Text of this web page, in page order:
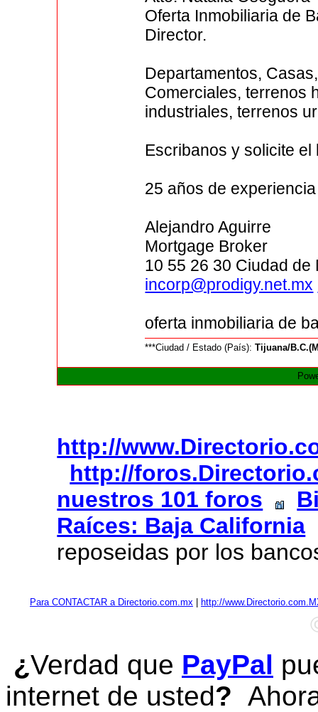
Oferta Inmobiliaria de
Director.
Departamentos,
Comerciales, terrenos
industriales, terrenos
Escribanos y solicite
25 años de
Alejandro Aguirre
Mortgage Broker
10 55 26 30 Ciudad de
incorp@prodigy.net.mx
oferta inmobiliaria de
***Ciudad / Estado (País):Tijuana/
http://
http://
nuestros 101 foros
Raíces: Baja California
reposeidas por los
Para CONTACTAR a Directorio.com.mx http://
¿Verdad que PayPal
internet de usted?